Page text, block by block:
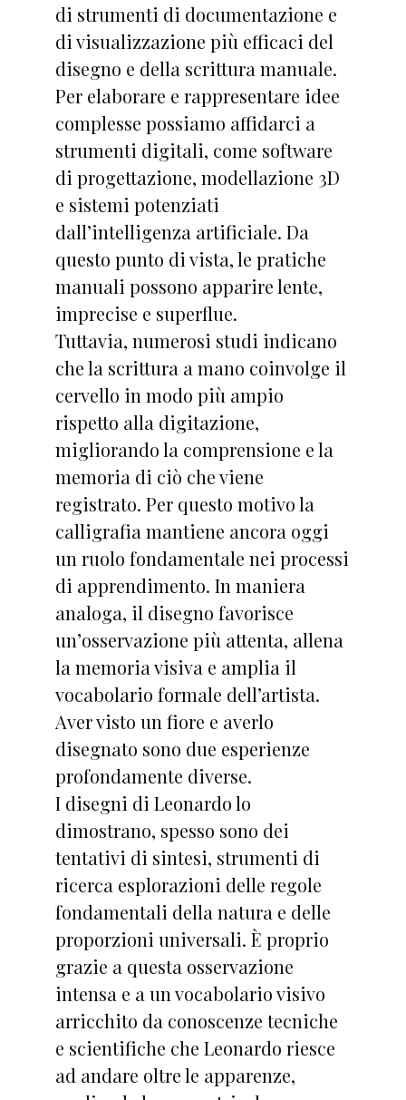
di strumenti di documentazione e
di visualizzazione più efficaci del
disegno e della scrittura manuale.
Per elaborare e rappresentare idee
complesse possiamo affidarci a
strumenti digitali, come software
di progettazione, modellazione 3D
e sistemi potenziati
dall’intelligenza artificiale. Da
questo punto di vista, le pratiche
manuali possono apparire lente,
imprecise e superflue.
Tuttavia, numerosi studi indicano
che la scrittura a mano coinvolge il
cervello in modo più ampio
rispetto alla digitazione,
migliorando la comprensione e la
memoria di ciò che viene
registrato. Per questo motivo la
calligrafia mantiene ancora oggi
un ruolo fondamentale nei processi
di apprendimento. In maniera
analoga, il disegno favorisce
un’osservazione più attenta, allena
la memoria visiva e amplia il
vocabolario formale dell’artista.
Aver visto un fiore e averlo
disegnato sono due esperienze
profondamente diverse.
I disegni di Leonardo lo
dimostrano, spesso sono dei
tentativi di sintesi, strumenti di
ricerca esplorazioni delle regole
fondamentali della natura e delle
proporzioni universali. È proprio
grazie a questa osservazione
intensa e a un vocabolario visivo
arricchito da conoscenze tecniche
e scientifiche che Leonardo riesce
ad andare oltre le apparenze,